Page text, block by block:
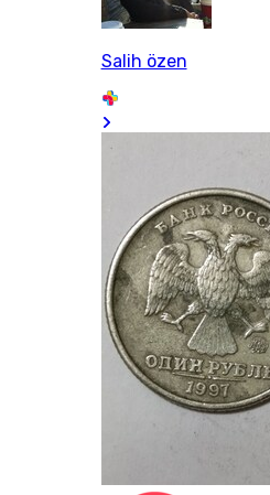
Salih özen